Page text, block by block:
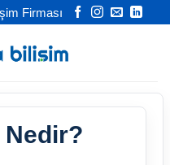
Firması
Nedir?